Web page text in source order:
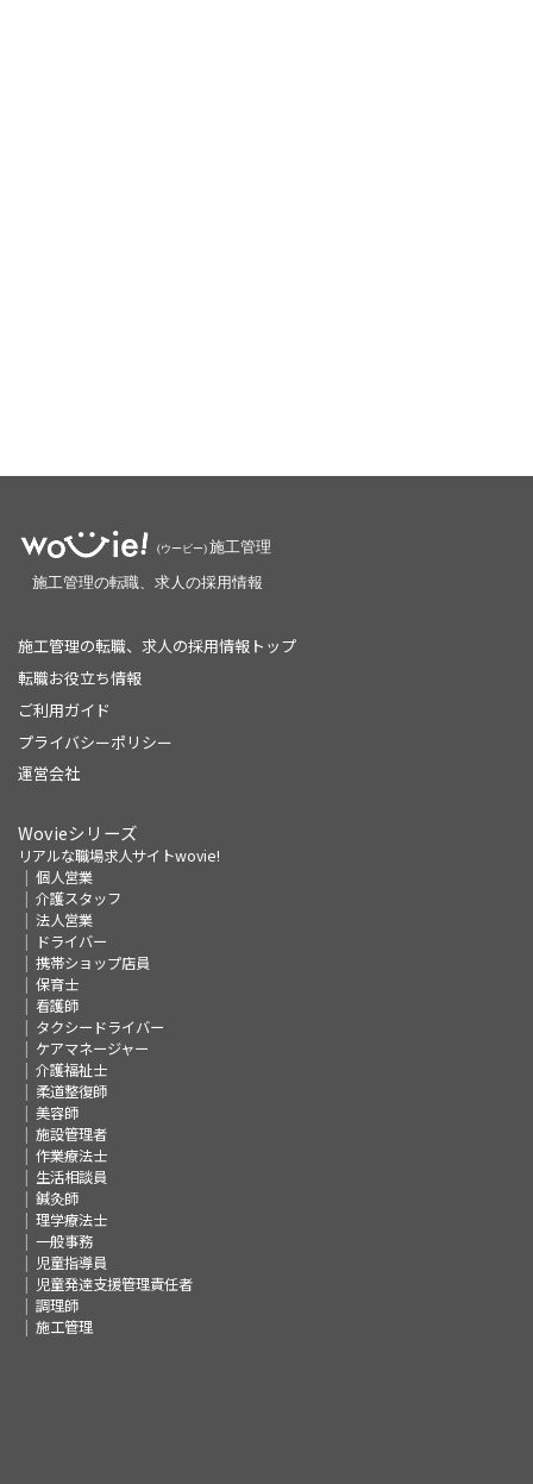
施工管理の転職、求人の採用情報トップ
転職お役立ち情報
ご利用ガイド
プライバシーポリシー
運営会社
Wovieシリーズ
リアルな職場求人サイトwovie!
個人営業
介護スタッフ
法人営業
ドライバー
携帯ショップ店員
保育士
看護師
タクシードライバー
ケアマネージャー
介護福祉士
柔道整復師
美容師
施設管理者
作業療法士
生活相談員
鍼灸師
理学療法士
一般事務
児童指導員
児童発達支援管理責任者
調理師
施工管理